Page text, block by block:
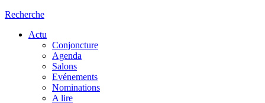
Recherche
Actu
Conjoncture
Agenda
Salons
Evénements
Nominations
A lire